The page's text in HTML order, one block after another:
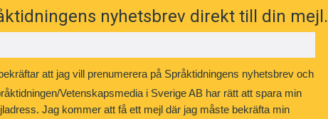
nyhetsbrev direkt till din mejl.
att jag vill prenumerera på Språktidningens nyhetsbrev och
Vetenskapsmedia i Sverige AB har rätt att spara min
Jag kommer att få ett mejl där jag måste bekräfta min